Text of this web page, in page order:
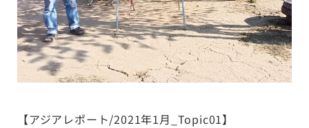
【アジアレポート/2021年1月_Topic01】